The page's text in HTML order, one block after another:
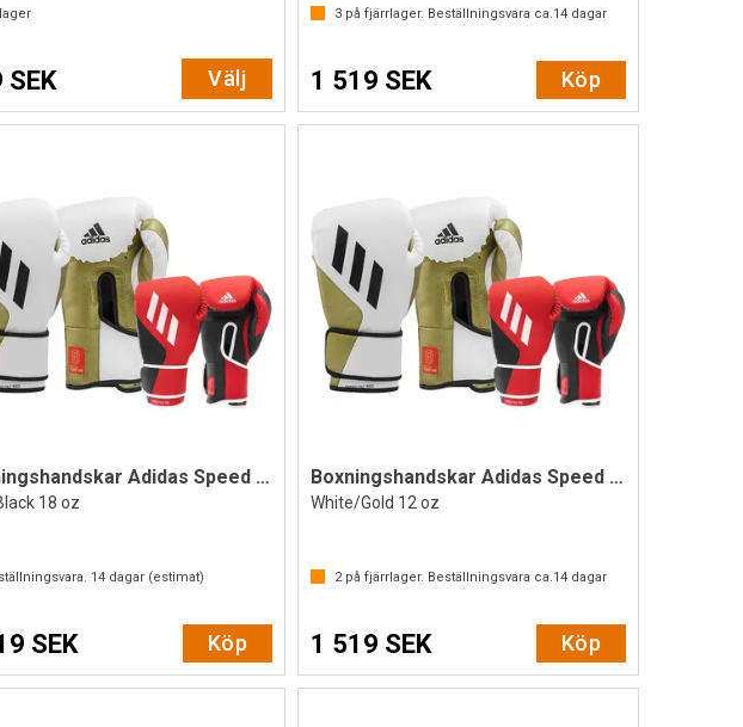
SEK Välj
3 på fjärrlager. Beställningsvara ca.14 dagar
1 519 SEK Köp
Boxningshandskar Adidas Speed Tilt 350V
18 oz
14 dagar (estimat)
SEK Köp
Boxningshandskar Adidas Speed Tilt 350V
White/Gold 12 oz
2på fjärrlager. Beställningsvara ca.14 dagar
1 519 SEK Köp